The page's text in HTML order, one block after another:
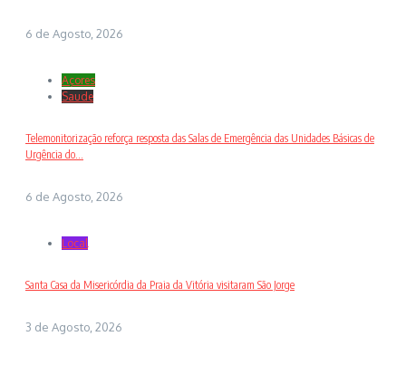
6 de Agosto, 2026
Açores
Saude
Telemonitorização reforça resposta das Salas de Emergência das Unidades Básicas de
Urgência do...
6 de Agosto, 2026
Local
Santa Casa da Misericórdia da Praia da Vitória visitaram São Jorge
3 de Agosto, 2026